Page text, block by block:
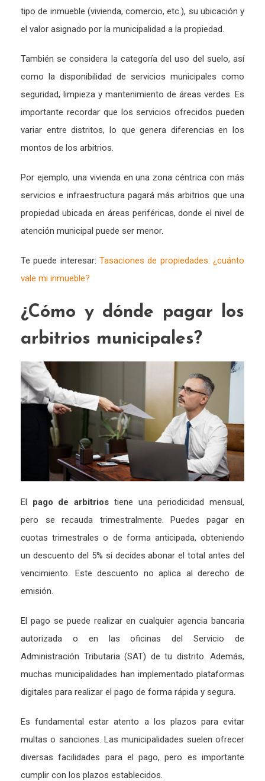
tipo de inmueble (vivienda, comercio, etc.), su ubicación y
el valor asignado por la municipalidad a la propiedad.
También se considera la categoría del uso del suelo, así
como la disponibilidad de servicios municipales como
seguridad, limpieza y mantenimiento de áreas verdes. Es
importante recordar que los servicios ofrecidos pueden
variar entre distritos, lo que genera diferencias en los
montos de los arbitrios.
Por ejemplo, una vivienda en una zona céntrica con más
servicios e infraestructura pagará más arbitrios que una
propiedad ubicada en áreas periféricas, donde el nivel de
atención municipal puede ser menor.
Te puede interesar: Tasaciones de propiedades: ¿cuánto
vale mi inmueble?
¿Cómo y dónde pagar los
arbitrios municipales?
El pago de arbitrios tiene una periodicidad mensual,
pero se recauda trimestralmente. Puedes pagar en
cuotas trimestrales o de forma anticipada, obteniendo
un descuento del 5% si decides abonar el total antes del
vencimiento. Este descuento no aplica al derecho de
emisión.
El pago se puede realizar en cualquier agencia bancaria
autorizada o en las oficinas del Servicio de
Administración Tributaria (SAT) de tu distrito. Además,
muchas municipalidades han implementado plataformas
digitales para realizar el pago de forma rápida y segura.
Es fundamental estar atento a los plazos para evitar
multas o sanciones. Las municipalidades suelen ofrecer
diversas facilidades para el pago, pero es importante
cumplir con los plazos establecidos.